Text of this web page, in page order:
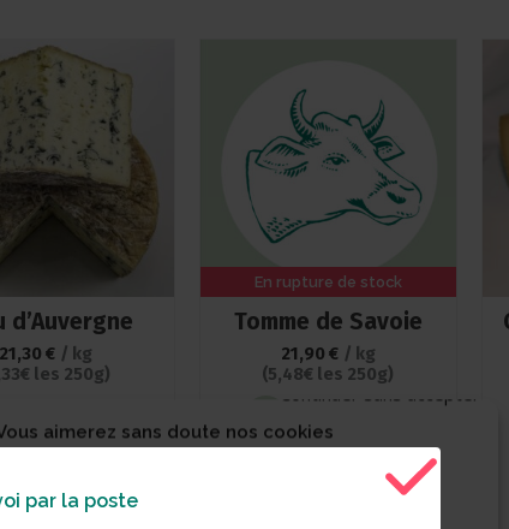
aimerez sans doute nos cookies
nous utilisons quelques cookies triés sur le
par la poste
d’Auvergne
21,30 € / kg
les 250g)
En rupture de stock
Tomme de Savoie
21,90 € / kg
(5,48€ les 250g)